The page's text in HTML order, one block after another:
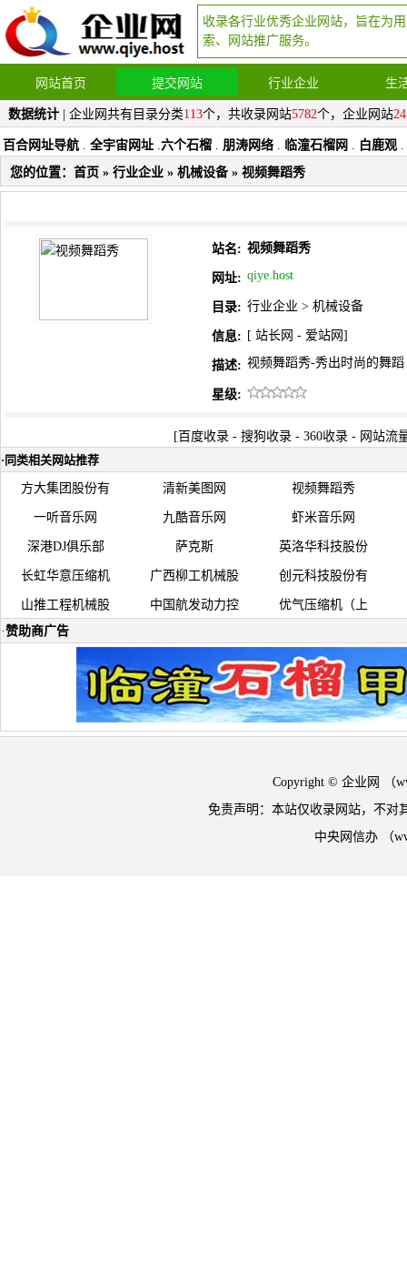
收录各行业优秀企业网站，旨在为
索、网站推广服务。
网站首页 提交网站 行业企业 生
数据统计 | 企业网共有目录分类113个，共收录网站5782个，企业网站
百合网址导航 . 全宇宙网址 .六个石榴 . 朋涛网络 . 临潼石榴网 . 白鹿观 .
您的位置： 首页 » 行业企业 » 机械设备» 视频舞蹈秀
站名: 视频舞蹈秀
网址: qiye.host
目录: 行业企业 > 机械设备
信息: [ 站长网 - 爱站网 ]
描述: 视频舞蹈秀-秀出时尚的舞蹈
星级:
[ 百度收录 - 搜狗收录 - 360收录 - 网站流
· 同类相关网站推荐
方大集团股份有 清新美图网 视频舞蹈秀
一听音乐网 九酷音乐网 虾米音乐网
深港DJ俱乐部 萨克斯 英洛华科技股份
长虹华意压缩机 广西柳工机械股 创元科技股份有
山推工程机械股 中国航发动力控
优气压缩机（上
·赞助商广告
Copyright © 企业网 （
免责声明：本站仅收录网站，不对
中央网信办 （